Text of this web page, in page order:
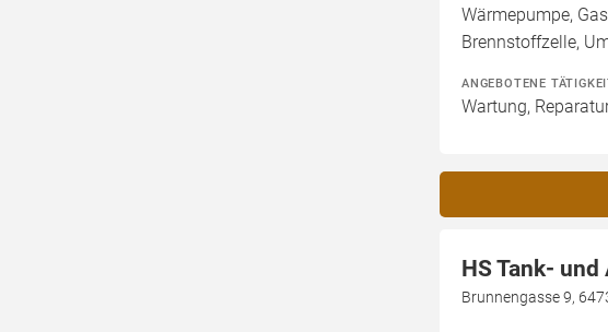
Wärmepumpe,
Brennstoffzelle,
ANGEBOTENE
Wartung,
HS Tank-
Brunnengasse 9,